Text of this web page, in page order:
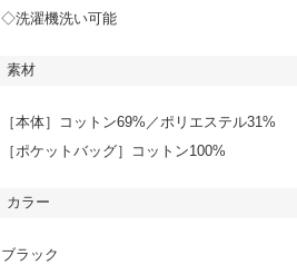
◇洗濯機洗い可能
素材
［本体］コットン69%／ポリエステル31%
［ポケットバッグ］コットン100%
カラー
ブラック